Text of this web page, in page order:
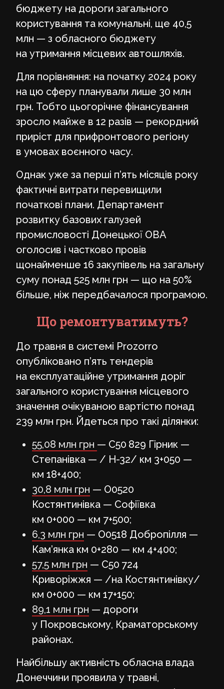
бюджету на дороги загального
користування та комунальні, ще 40,5
млн — з обласного бюджету
на утримання місцевих автошляхів.
Для порівняння: на початку 2024 року
на цю сферу планували лише 30 млн
грн. Тобто цьогорічне фінансування
зросло майже в 12 разів — рекордний
приріст для прифронтового регіону
в умовах воєнного часу.
Однак уже за перші п’ять місяців року
фактичні витрати перевищили
початкові плани. Департамент
розвитку базових галузей
промисловості Донецької ОВА
оголосив і частково провів
щонайменше 16 закупівель на загальну
суму понад 525 млн грн — що на 50%
більше, ніж передбачалося програмою.
Що ремонтуватимуть?
До травня в системі Prozorro
опубліковано п’ять тендерів
на експлуатаційне утримання доріг
загального користування місцевого
значення очікуваною вартістю понад
239 млн грн. Йдеться про такі ділянки:
55,08 млн грн — С50 829 Гірник —
Степанівка — / Н-32/ км 3+050 —
км 18+400;
30,8 млн грн — О0520
Костянтинівка — Софіївка
км 0+000 — км 7+500;
6,3 млн грн — О0518 Добропілля —
Кам’янка км 0+280 — км 4+400;
57,5 млн грн — С50 724
Криворіжжя — /на Костянтинівку/
км 0+000 — км 17+150;
89,1 млн грн — дороги
у Покровському, Краматорському
районах.
Найбільшу активність обласна влада
Донеччини проявила у травні,